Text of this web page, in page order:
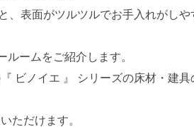
、表面がツルツルでお手入れがしや
ルームをご紹介します。
ビノイエ 』 シリーズの床材・建具
ただけます。